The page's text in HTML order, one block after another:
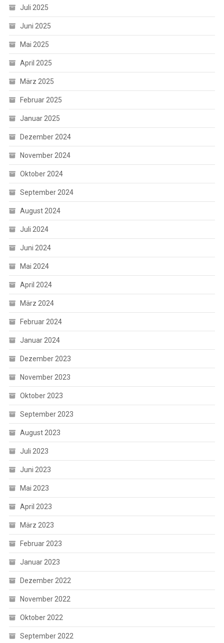
Juli 2025
Juni 2025
Mai 2025
April 2025
März 2025
Februar 2025
Januar 2025
Dezember 2024
November 2024
Oktober 2024
September 2024
August 2024
Juli 2024
Juni 2024
Mai 2024
April 2024
März 2024
Februar 2024
Januar 2024
Dezember 2023
November 2023
Oktober 2023
September 2023
August 2023
Juli 2023
Juni 2023
Mai 2023
April 2023
März 2023
Februar 2023
Januar 2023
Dezember 2022
November 2022
Oktober 2022
September 2022